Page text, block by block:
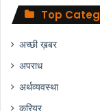
Top
अच्छी ख़बर
अपराध
अर्थव्यवस्था
करियर